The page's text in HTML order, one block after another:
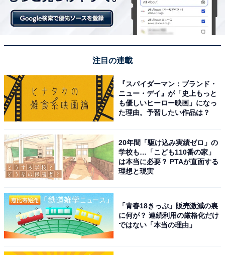
玉県）などの声が寄せられました。
大阪・関西万博に詳しい村田和子さん「いのちパ
ークは、THE万博という雰囲気」
ユニークな外観の8つのシグネチャーパビリオンがたた
ずむ「いのちパーク」は、「THE万博」という雰囲気が
注目の連載
『スパイダーマン：ブランド・
ニュー・デイ』が「史上もっと
も優しいヒーロー映画」になっ
た理由。予習したい作品は？
20年間「駆け込み実績ゼロ」の
学校も…「こども110番の家」
は本当に必要？ PTAが直面する
理想と現実
「青春18きっぷ」販売激減の裏
に何が？ 連続利用の厳格化だけ
ではない「本当の理由」